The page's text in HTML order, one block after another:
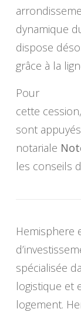
dynamique
dispose
grâce à la
Pour
cette
sont
notariale
les conseils
Hemisphere
spécialisée
logistique et
logement.